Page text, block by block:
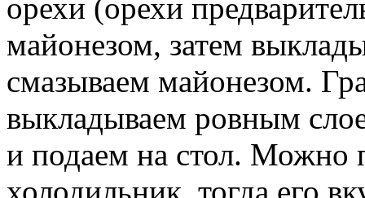
орехи (орехи
майонезом, затем
смазываем майонезом.
выкладываем ровным
и подаем на стол. Можно
холодильник, тогда его